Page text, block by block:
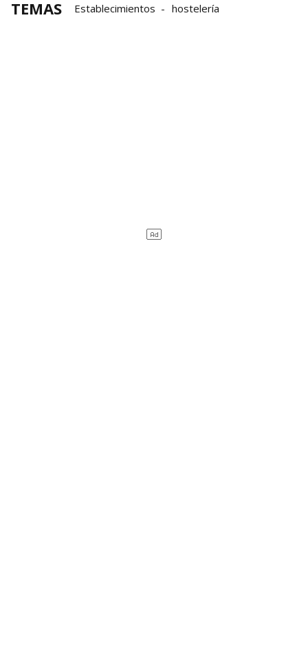
TEMAS Establecimientos hostelería